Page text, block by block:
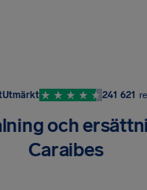
Utmärkt 241 621
och
Caraibes